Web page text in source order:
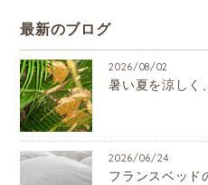
最新のブログ
2026/08/02
暑い夏を涼しく
2026/06/24
フランスベッド